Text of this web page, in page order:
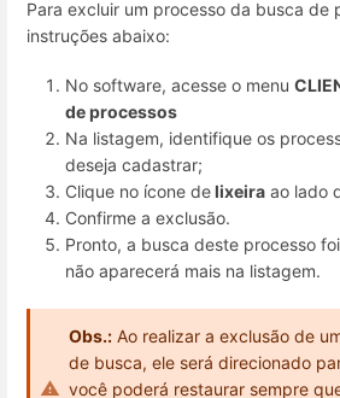
Para excluir um processo da busca de
instruções abaixo:
No software, acesse o menu
de processos
Na listagem, identifique os
deseja cadastrar;
Clique no ícone delixeira ao lado
Confirme a exclusão.
Pronto, a busca deste processo
não aparecerá mais na listagem.
Obs.: Ao realizar a exclusão de
de busca, ele será direcionado
você poderá restaurar sempre